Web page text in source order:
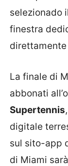
selezionado
finestra
La finale di
abbonati
Supertennis
digitale
sul sito-app
di Miami